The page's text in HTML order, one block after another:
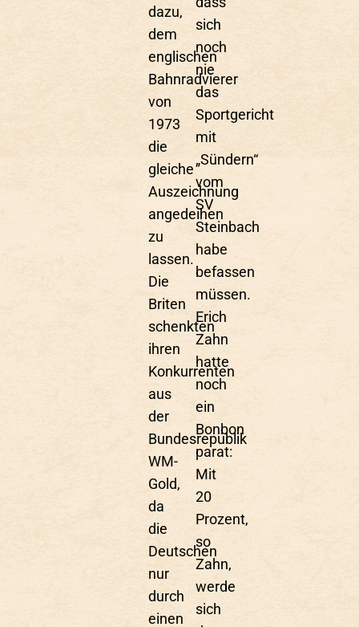
dazu,
dem
englischen
Bahnradvierer
von
1973
die
gleiche
Auszeichnung
angedeihen
zu
lassen.
Die
Briten
schenkten
ihren
Konkurrenten
aus
der
Bundesrepublik
WM-
Gold,
da
die
Deutschen
nur
durch
einen
sich
noch
nie
das
Sportgericht
mit
„Sündern“
vom
SV
Steinbach
habe
befassen
müssen.
Erich
Zahn
hatte
noch
ein
Bonbon
parat:
Mit
20
Prozent,
so
Zahn,
werde
sich